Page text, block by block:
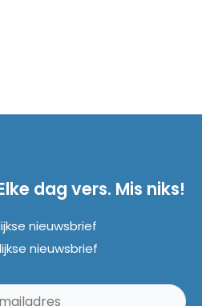
dag vers. Mis niks!
nieuwsbrief
nieuwsbrief